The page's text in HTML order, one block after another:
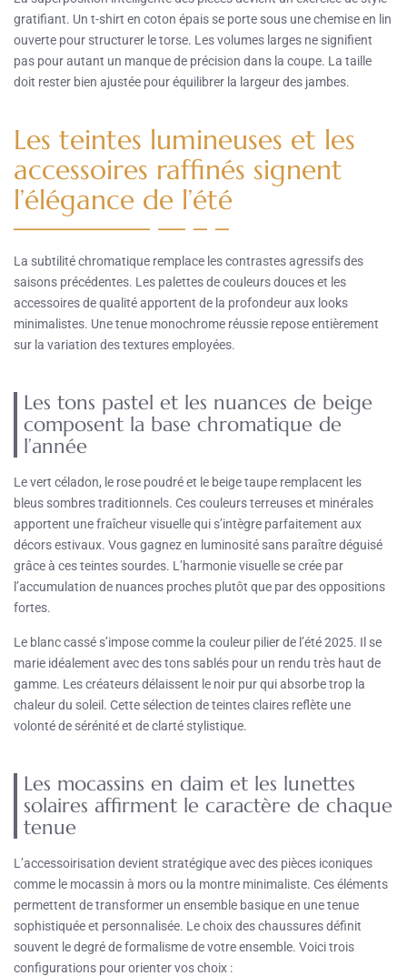
gratifiant. Un t-shirt en coton épais se porte sous une chemise en lin
ouverte pour structurer le torse. Les volumes larges ne signifient
pas pour autant un manque de précision dans la coupe. La taille
doit rester bien ajustée pour équilibrer la largeur des jambes.
Les teintes lumineuses et les
accessoires raffinés signent
l’élégance de l’été
La subtilité chromatique remplace les contrastes agressifs des
saisons précédentes. Les palettes de couleurs douces et les
accessoires de qualité apportent de la profondeur aux looks
minimalistes. Une tenue monochrome réussie repose entièrement
sur la variation des textures employées.
Les tons pastel et les nuances de beige
composent la base chromatique de
l’année
Le vert céladon, le rose poudré et le beige taupe remplacent les
bleus sombres traditionnels. Ces couleurs terreuses et minérales
apportent une fraîcheur visuelle qui s’intègre parfaitement aux
décors estivaux. Vous gagnez en luminosité sans paraître déguisé
grâce à ces teintes sourdes. L’harmonie visuelle se crée par
l’accumulation de nuances proches plutôt que par des oppositions
fortes.
Le blanc cassé s’impose comme la couleur pilier de l’été 2025. Il se
marie idéalement avec des tons sablés pour un rendu très haut de
gamme. Les créateurs délaissent le noir pur qui absorbe trop la
chaleur du soleil. Cette sélection de teintes claires reflète une
volonté de sérénité et de clarté stylistique.
Les mocassins en daim et les lunettes
solaires affirment le caractère de chaque
tenue
L’accessoirisation devient stratégique avec des pièces iconiques
comme le mocassin à mors ou la montre minimaliste. Ces éléments
permettent de transformer un ensemble basique en une tenue
sophistiquée et personnalisée. Le choix des chaussures définit
souvent le degré de formalisme de votre ensemble. Voici trois
configurations pour orienter vos choix :